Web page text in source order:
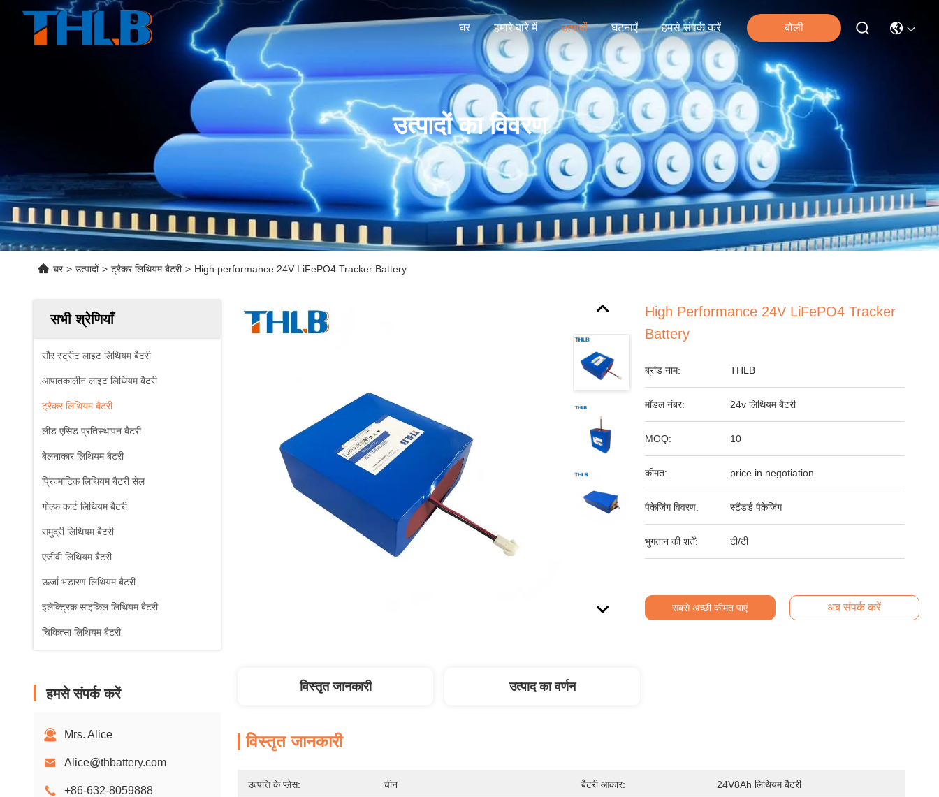
घर हमारे बारे में उत्पादों घटनाएँ हमसे संपर्क करें बोली
उत्पादों का विवरण
घर > उत्पादों > ट्रैकर लिथियम बैटरी > High performance 24V LiFePO4 Tracker Battery
सभी श्रेणियाँ
सौर स्ट्रीट लाइट लिथियम बैटरी
आपातकालीन लाइट लिथियम बैटरी
ट्रैकर लिथियम बैटरी
लीड एसिड प्रतिस्थापन बैटरी
बेलनाकार लिथियम बैटरी
प्रिज्माटिक लिथियम बैटरी सेल
गोल्फ कार्ट लिथियम बैटरी
समुद्री लिथियम बैटरी
एजीवी लिथियम बैटरी
ऊर्जा भंडारण लिथियम बैटरी
इलेक्ट्रिक साइकिल लिथियम बैटरी
चिकित्सा लिथियम बैटरी
हमसे संपर्क करें
Mrs. Alice
Alice@thbattery.com
+86-632-8059888
High Performance 24V LiFePO4 Tracker
Battery
ब्रांड नाम: THLB
मॉडल नंबर: 24v लिथियम बैटरी
MOQ: 10
कीमत: price in negotiation
पैकेजिंग विवरण: स्टैंडर्ड पैकेजिंग
भुगतान की शर्तें: टी/टी
सबसे अच्छी कीमत पाएं अब संपर्क करें
विस्तृत जानकारी उत्पाद का वर्णन
विस्तृत जानकारी
उत्पत्ति के प्लेस: चीन बैटरी आकार: 24V8Ah लिथियम बैटरी